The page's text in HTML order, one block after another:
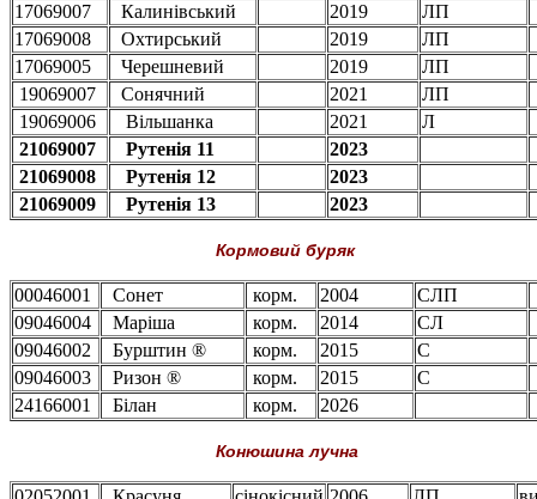
17069007
Калинівський 2019
ЛП
17069008
Охтирський 2019
ЛП
17069005
Черешневий 2019
ЛП
19069007
Сонячний 2021
ЛП
19069006
Вільшанка 2021
Л
21069007
Рутенія 11
2023
21069008
Рутенія 12
2023
21069009
Рутенія 13 2023
Кормовий буряк
00046001 Сонет корм. 2004
СЛП
09046004
Маріша корм. 2014
СЛ
09046002
Бурштин ® корм. 2015
С
09046003
Ризон ® корм. 2015
С
24166001
Білан корм. 2026
Конюшина лучна